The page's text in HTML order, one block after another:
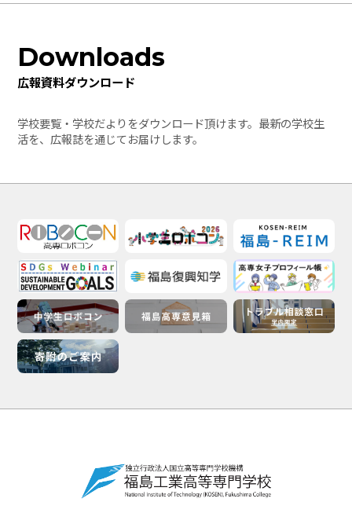
Downloads
広報資料ダウンロード
学校要覧・学校だよりをダウンロード頂けます。最新の学校生
活を、広報誌を通じてお届けします。